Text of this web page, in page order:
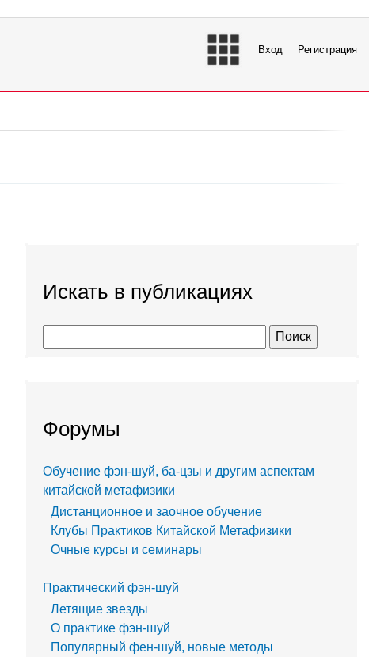
Вход Регистрация
Искать в публикациях
Форумы
Обучение фэн-шуй, ба-цзы и другим аспектам
китайской метафизики
Дистанционное и заочное обучение
Клубы Практиков Китайской Метафизики
Очные курсы и семинары
Практический фэн-шуй
Летящие звезды
О практике фэн-шуй
Популярный фен-шуй, новые методы